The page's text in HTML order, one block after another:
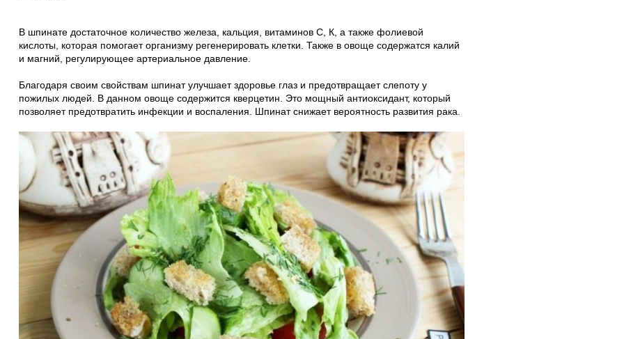
В шпинате достаточное количество железа, кальция, витаминов С, К, а также фолиевой
кислоты, которая помогает организму регенерировать клетки. Также в овоще содержатся калий
и магний, регулирующее артериальное давление.
Благодаря своим свойствам шпинат улучшает здоровье глаз и предотвращает слепоту у
пожилых людей. В данном овоще содержится кверцетин. Это мощный антиоксидант, который
позволяет предотвратить инфекции и воспаления. Шпинат снижает вероятность развития рака.